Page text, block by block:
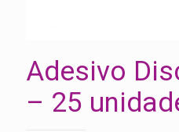
Adesivo
– 25